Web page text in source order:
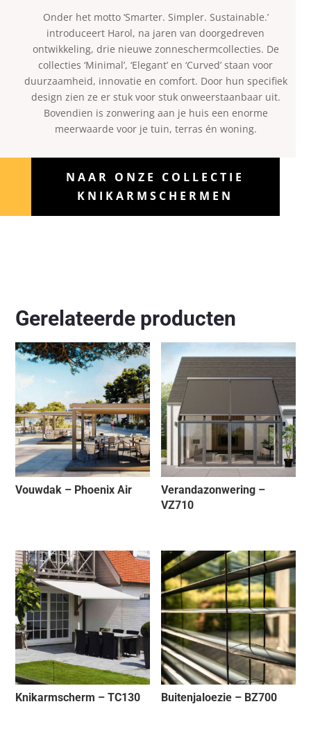
Onder het motto ‘Smarter. Simpler. Sustainable.’
introduceert Harol, na jaren van doorgedreven
ontwikkeling, drie nieuwe zonneschermcollecties. De
collecties ‘Minimal’, ‘Elegant’ en ‘Curved’ staan voor
duurzaamheid, innovatie en comfort. Door hun specifiek
design zien ze er stuk voor stuk onweerstaanbaar uit.
Bovendien is zonwering aan je huis een enorme
meerwaarde voor je tuin, terras én woning.
NAAR ONZE COLLECTIE
KNIKARMSCHERMEN
Gerelateerde producten
Vouwdak – Phoenix Air
Verandazonwering –
VZ710
Knikarmscherm – TC130 Buitenjaloezie – BZ700